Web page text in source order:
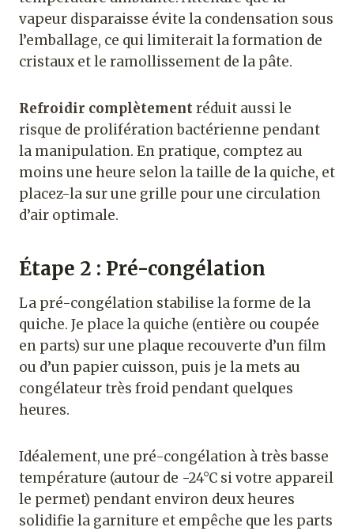
vapeur disparaisse évite la condensation sous
l’emballage, ce qui limiterait la formation de
cristaux et le ramollissement de la pâte.
Refroidir complètementréduit aussi le
risque de prolifération bactérienne pendant
la manipulation. En pratique, comptez au
moins une heure selon la taille de la quiche, et
placez-la sur une grille pour une circulation
d’air optimale.
Étape 2 : Pré-congélation
La pré-congélation stabilise la forme de la
quiche. Je place la quiche (entière ou coupée
en parts) sur une plaque recouverte d’un film
ou d’un papier cuisson, puis je la mets au
congélateur très froid pendant quelques
heures.
Idéalement, une pré-congélation à très basse
température (autour de -24°C si votre appareil
le permet) pendant environ deux heures
solidifie la garniture et empêche que les parts